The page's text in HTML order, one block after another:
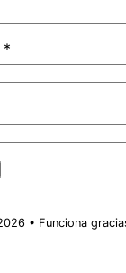
*
• Funciona